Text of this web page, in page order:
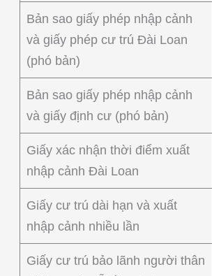
Bản sao giấy phép nhập cảnh
và giấy phép cư trú Đài Loan
(phó bản)
Bản sao giấy phép nhập cảnh
và giấy định cư (phó bản)
Giấy xác nhận thời điểm xuất
nhập cảnh Đài Loan
Giấy cư trú dài hạn và xuất
nhập cảnh nhiều lần
Giấy cư trú bảo lãnh người thân